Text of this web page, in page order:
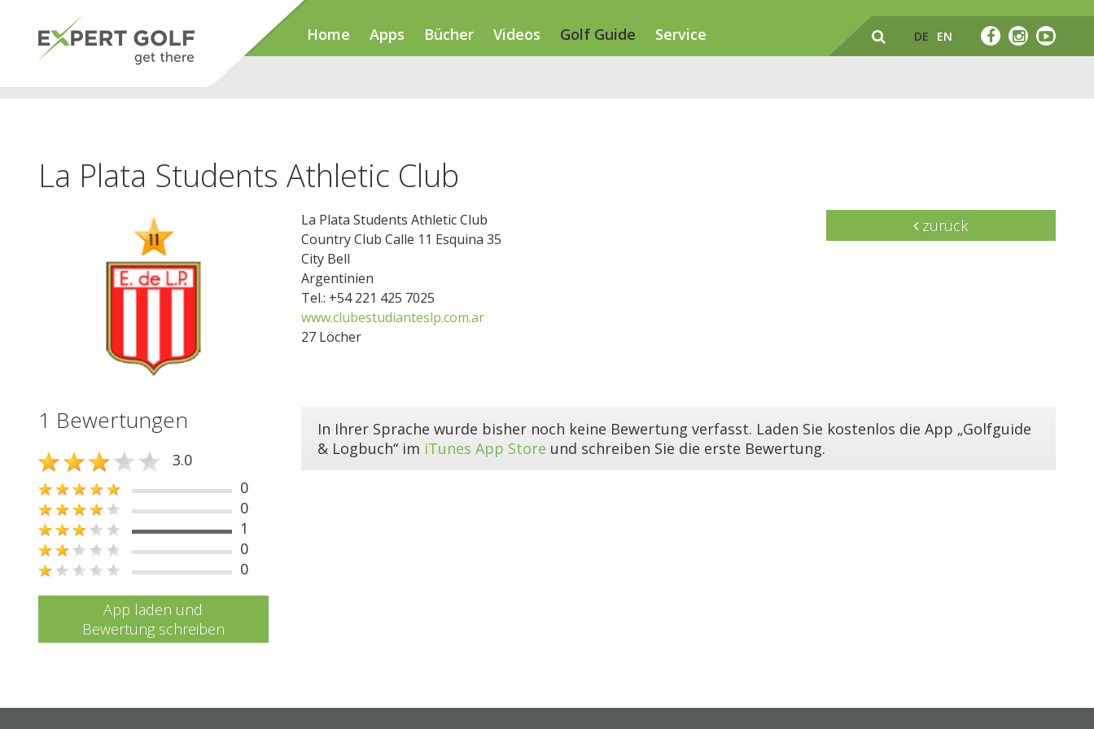
Home Apps Bücher Videos Golf Guide Service DE EN
La Plata Students Athletic Club
La Plata Students Athletic Club
Country Club Calle 11 Esquina 35
City Bell
Argentinien
Tel.: +54 221 425 7025
www.clubestudianteslp.com.ar
27 Löcher
zurück
1 Bewertungen
3.0
0
0
1
0
0
App laden und
Bewertung schreiben
In Ihrer Sprache wurde bisher noch keine Bewertung verfasst. Laden Sie kostenlos die App „Golfguide
& Logbuch“ im iTunes App Store und schreiben Sie die erste Bewertung.